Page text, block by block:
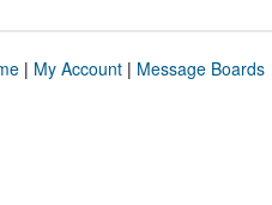
| My Account| Message Boards